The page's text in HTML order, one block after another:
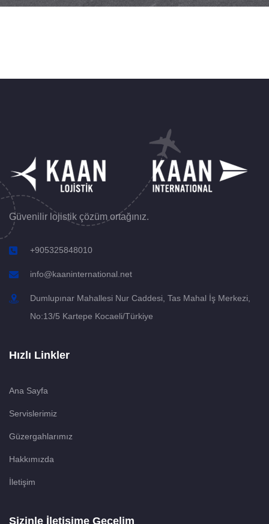
Güvenilir lojistik çözüm ortağınız.
+905325848010
info@kaaninternational.net
Dumlupınar Mahallesi Nur Caddesi, Tas Mahal İş Merkezi,
No:13/5 Kartepe Kocaeli/Türkiye
Hızlı Linkler
Ana Sayfa
Servislerimiz
Güzergahlarımız
Hakkımızda
İletişim
Sizinle İletişime Geçelim